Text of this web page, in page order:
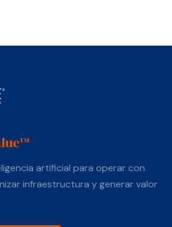
artificial para operar con
infraestructura y generar valor